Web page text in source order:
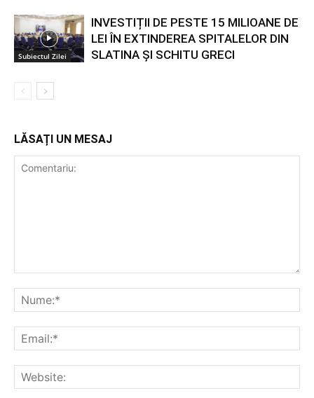
Subiectul Zilei
INVESTIȚII DE PESTE 15 MILIOANE DE
LEI ÎN EXTINDEREA SPITALELOR DIN
SLATINA ȘI SCHITU GRECI
LĂSAȚI UN MESAJ